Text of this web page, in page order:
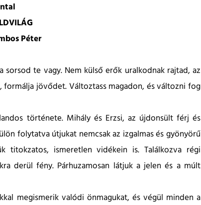
Péter
te vagy. Nem külső erők uralkodnak rajtad, az
formálja jövődet. Változtass magadon, és változni fog
története. Mihály és Erzsi, az újdonsült férj és
folytatva útjukat nemcsak az izgalmas és gyönyörű
titokzatos, ismeretlen vidékein is. Találkozva régi
derül fény. Párhuzamosan látjuk a jelen és a múlt
megismerik valódi önmagukat, és végül minden a